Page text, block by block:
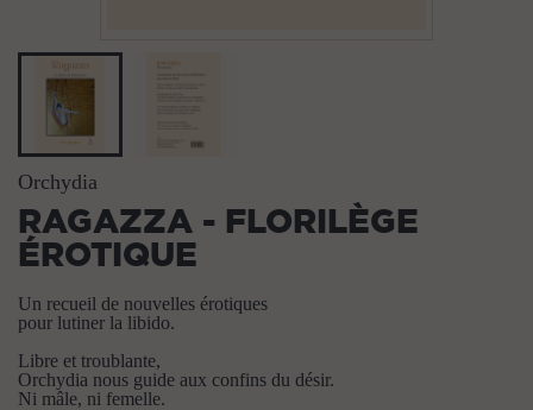
Orchydia
RAGAZZA - FLORILÈGE
ÉROTIQUE
Un recueil de nouvelles érotiques
pour lutiner la libido.
Libre et troublante,
Orchydia nous guide aux confins du désir.
Ni mâle, ni femelle.